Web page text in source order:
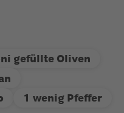
gefüllte Oliven
1 wenig Pfeffer